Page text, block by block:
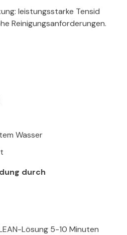
leistungsstarke Tensid
Reinigungsanforderungen.
Wasser
durch
Lösung 5-10 Minuten